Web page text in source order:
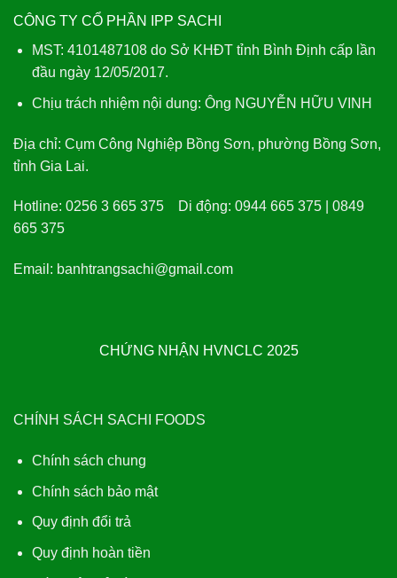
CÔNG TY CỔ PHẦN IPP SACHI
MST: 4101487108 do Sở KHĐT tỉnh Bình Định cấp lần
đầu ngày 12/05/2017.
Chịu trách nhiệm nội dung: Ông NGUYỄN HỮU VINH
Địa chỉ: Cụm Công Nghiệp Bồng Sơn, phường Bồng Sơn,
tỉnh Gia Lai.
Hotline: 0256 3 665 375 Di động: 0944 665 375 | 0849
665 375
Email: banhtrangsachi@gmail.com
CHỨNG NHẬN HVNCLC 2025
CHÍNH SÁCH SACHI FOODS
Chính sách chung
Chính sách bảo mật
Quy định đổi trả
Quy định hoàn tiền